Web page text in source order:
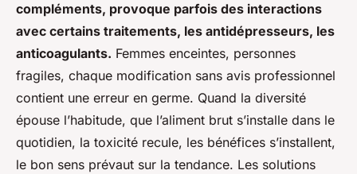
compléments, provoque parfois des interactions
avec certains traitements, les antidépresseurs, les
anticoagulants. Femmes enceintes, personnes
fragiles, chaque modification sans avis professionnel
contient une erreur en germe. Quand la diversité
épouse l’habitude, que l’aliment brut s’installe dans le
quotidien, la toxicité recule, les bénéfices s’installent,
le bon sens prévaut sur la tendance. Les solutions